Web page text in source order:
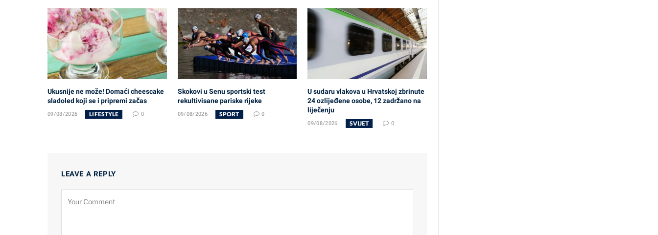
Ukusnije ne može! Domaći cheescake
sladoled koji se i pripremi začas
09/08/2026 LIFESTYLE 0
Skokovi u Senu sportski test
rekultivisane pariske rijeke
09/08/2026 SPORT 0
U sudaru vlakova u Hrvatskoj zbrinute
24 ozlijeđene osobe, 12 zadržano na
liječenju
09/08/2026 SVIJET 0
LEAVE A REPLY